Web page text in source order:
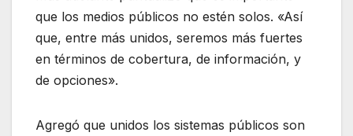
que los medios públicos no estén solos. «Así
que, entre más unidos, seremos más fuertes
en términos de cobertura, de información, y
de opciones».
Agregó que unidos los sistemas públicos son